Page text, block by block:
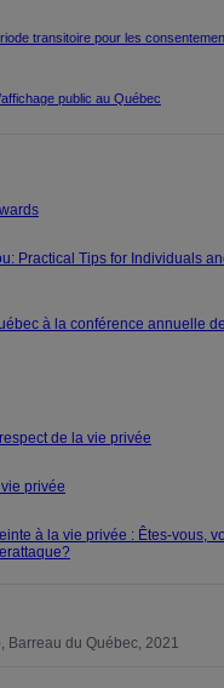
transitoire pour les
public au Québec
Practical Tips for Individuals
à la conférence annuelle de
de la vie privée
privée
à la vie privée : Êtes-vous,
Barreau du Québec, 2021